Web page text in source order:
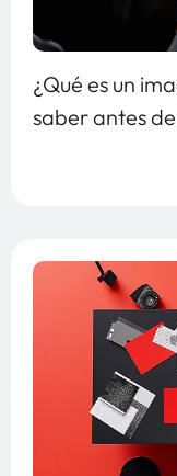
¿Qué es un
saber antes